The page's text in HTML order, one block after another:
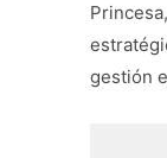
gestión